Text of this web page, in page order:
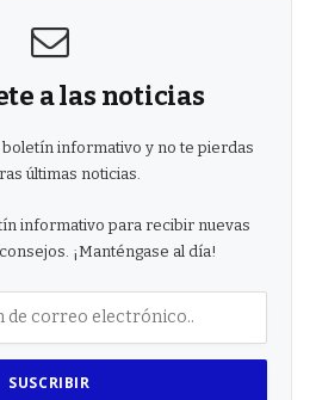
a las noticias
informativo y no te pierdas
últimas noticias.
informativo para recibir nuevas
¡Manténgase al día!